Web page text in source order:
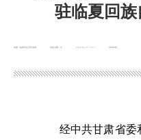
驻临夏回
来源：临夏州生态环境局 浏览次数： 发布时间：
2026-05-25 15:11
经中共甘肃省委